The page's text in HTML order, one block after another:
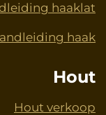
haaklat
haak
Hout
Hout verkoop